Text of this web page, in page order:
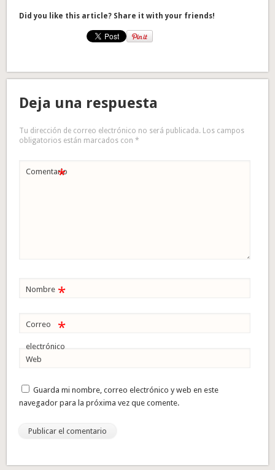
Did you like this article? Share it with your friends!
Deja una respuesta
Tu dirección de correo electrónico no será publicada. Los campos
obligatorios están marcados con*
Comentario
*
Nombre *
Correo
electrónico
*
Web
Guarda mi nombre, correo electrónico y web en este
navegador para la próxima vez que comente.